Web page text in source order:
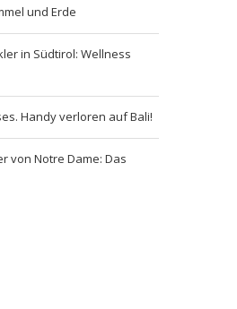
und Erde
in Südtirol: Wellness
Handy verloren auf Bali!
von Notre Dame: Das